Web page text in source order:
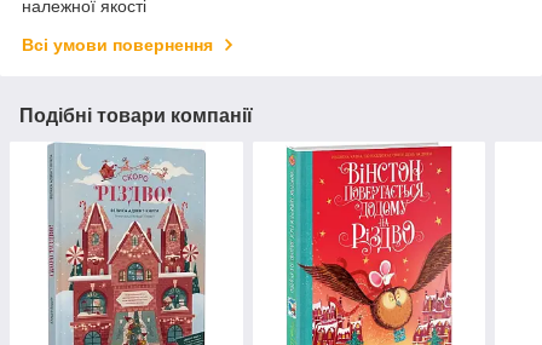
належної якості
Всі умови повернення
Подібні товари компанії